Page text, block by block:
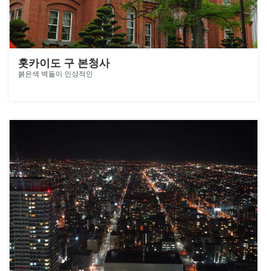
홋카이도 구 본청사
붉은색 벽돌이 인상적인